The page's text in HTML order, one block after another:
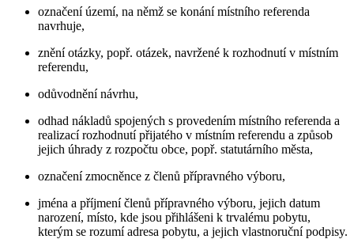
označení území, na němž se konání místního referenda
navrhuje,
znění otázky, popř. otázek, navržené k rozhodnutí v místním
referendu,
odůvodnění návrhu,
odhad nákladů spojených s provedením místního referenda a
realizací rozhodnutí přijatého v místním referendu a způsob
jejich úhrady z rozpočtu obce, popř. statutárního města,
označení zmocněnce z členů přípravného výboru,
jména a příjmení členů přípravného výboru, jejich datum
narození, místo, kde jsou přihlášeni k trvalému pobytu,
kterým se rozumí adresa pobytu, a jejich vlastnoruční podpisy.